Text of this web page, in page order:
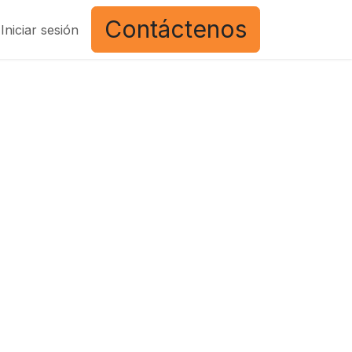
Iniciar sesión Contáctenos